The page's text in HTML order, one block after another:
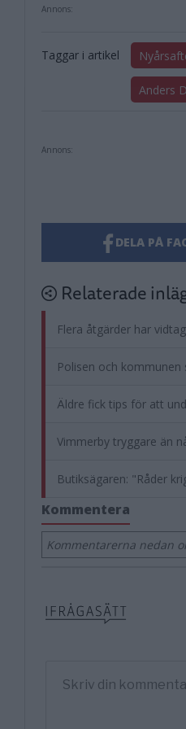
Annons:
Taggar i artikel
Anders
Annons:
DELA PÅ
Relaterade
Flera åtgärder har
Polisen och
Äldre fick tips för att
Vimmerby tryggare än
Butiksägaren: "Råder
Kommentera
Kommentarerna nedan